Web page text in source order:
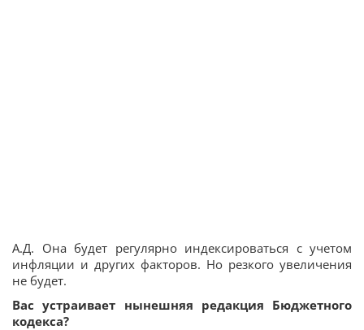
А.Д. Она будет регулярно индексироваться с учетом
инфляции и других факторов. Но резкого увеличения
не будет.
Вас устраивает нынешняя редакция Бюджетного
кодекса?